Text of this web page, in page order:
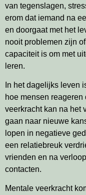
van tegenslagen,
erom dat iemand na
en doorgaat met het
nooit problemen zijn
capaciteit is om met
leren.
In het dagelijks leven
hoe mensen
veerkracht kan na het
gaan naar nieuwe
lopen in negatieve
een relatiebreuk
vrienden en na
contacten.
Mentale veerkracht